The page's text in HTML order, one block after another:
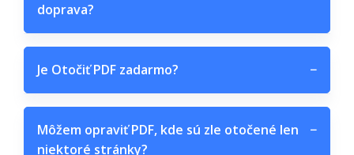
doprava?
Je Otočiť PDF zadarmo? −
Môžem opraviť PDF, kde sú zle otočené len
niektoré stránky?
−